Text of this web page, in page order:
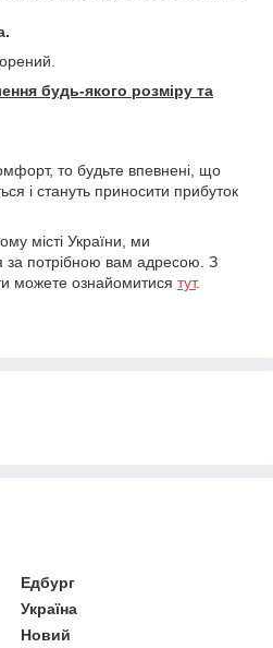
будь-якого розміру та
то будьте впевнені, що
і стануть приносити прибуток
місті України, ми
за потрібною вам адресою. З
можете ознайомитися тут.
Едбург
Україна
Новий